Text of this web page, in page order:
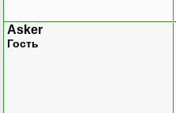
Asker
Гость